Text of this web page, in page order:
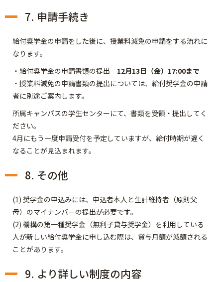
7. 申請手続き
給付奨学金の申請をした後に、授業料減免の申請をする流れに
なります。
・給付奨学金の申請書類の提出 12月13日（金）17:00まで
・授業料減免の申請書類の提出については、給付奨学金の申請
者に別途ご案内します。
所属キャンパスの学生センターにて、書類を受領・提出してく
ださい。
4月にもう一度申請受付を予定していますが、給付時期が遅く
なることが見込まれます。
8. その他
(1) 奨学金の申込みには、申込者本人と生計維持者（原則父
母）のマイナンバーの提出が必要です。
(2) 機構の第一種奨学金（無利子貸与奨学金）を利用している
人が新しい給付奨学金に申し込む際は、貸与月額が減額される
ことがあります。
9. より詳しい制度の内容